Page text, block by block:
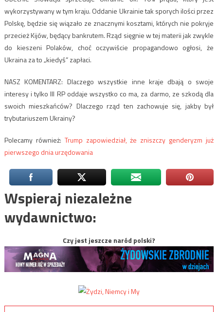
wykorzystywany w tym kraju. Oddanie Ukrainie tak sporych ilości przez
Polskę, będzie się wiązało ze znacznymi kosztami, których nie pokryje
przecież Kijów, będący bankrutem. Rząd sięgnie w tej materii jak zwykle
do kieszeni Polaków, choć oczywiście propagandowo ogłosi, że
Ukraina za to „kiedyś” zapłaci.
NASZ KOMENTARZ: Dlaczego wszystkie inne kraje dbają o swoje
interesy i tylko III RP oddaje wszystko co ma, za darmo, ze szkodą dla
swoich mieszkańców? Dlaczego rząd ten zachowuje się, jakby był
trybutariuszem Ukrainy?
Polecamy również: Trump zapowiedział, że zniszczy genderyzm już
pierwszego dnia urzędowania
Wspieraj niezależne
wydawnictwo:
Czy jest jeszcze naród polski?